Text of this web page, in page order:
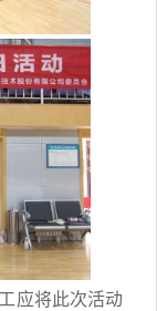
应将此次活动